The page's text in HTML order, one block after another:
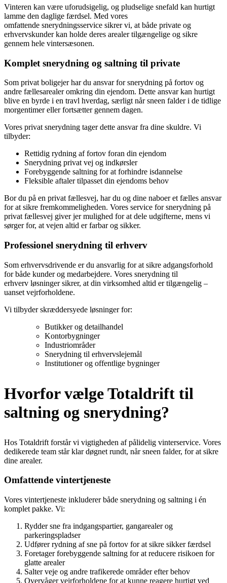
Vinteren kan være uforudsigelig, og pludselige snefald kan hurtigt
lamme den daglige færdsel. Med vores
omfattende snerydningsservice sikrer vi, at både private og
erhvervskunder kan holde deres arealer tilgængelige og sikre
gennem hele vintersæsonen.
Komplet snerydning og saltning til private
Som privat boligejer har du ansvar for snerydning på fortov og
andre fællesarealer omkring din ejendom. Dette ansvar kan hurtigt
blive en byrde i en travl hverdag, særligt når sneen falder i de tidlige
morgentimer eller fortsætter gennem dagen.
Vores privat snerydning tager dette ansvar fra dine skuldre. Vi
tilbyder:
Rettidig rydning af fortov foran din ejendom
Snerydning privat vej og indkørsler
Forebyggende saltning for at forhindre isdannelse
Fleksible aftaler tilpasset din ejendoms behov
Bor du på en privat fællesvej, har du og dine naboer et fælles ansvar
for at sikre fremkommeligheden. Vores service for snerydning på
privat fællesvej giver jer mulighed for at dele udgifterne, mens vi
sørger for, at vejen altid er farbar og sikker.
Professionel snerydning til erhverv
Som erhvervsdrivende er du ansvarlig for at sikre adgangsforhold
for både kunder og medarbejdere. Vores snerydning til
erhverv løsninger sikrer, at din virksomhed altid er tilgængelig –
uanset vejrforholdene.
Vi tilbyder skræddersyede løsninger for:
Butikker og detailhandel
Kontorbygninger
Industriområder
Snerydning til erhvervslejemål
Institutioner og offentlige bygninger
Hvorfor vælge Totaldrift til
saltning og snerydning?
Hos Totaldrift forstår vi vigtigheden af pålidelig vinterservice. Vores
dedikerede team står klar døgnet rundt, når sneen falder, for at sikre
dine arealer.
Omfattende vintertjeneste
Vores vintertjeneste inkluderer både snerydning og saltning i én
komplet pakke. Vi:
Rydder sne fra indgangspartier, gangarealer og
parkeringspladser
Udfører rydning af sne på fortov for at sikre sikker færdsel
Foretager forebyggende saltning for at reducere risikoen for
glatte arealer
Salter veje og andre trafikerede områder efter behov
Overvåger vejrforholdene for at kunne reagere hurtigt ved